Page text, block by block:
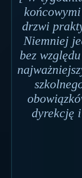
drzwi
Niemniej
bez
dyrekcję i